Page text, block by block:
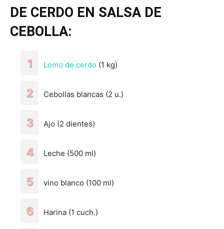
DE CERDO EN SALSA DE
CEBOLLA:
Lomo de cerdo (1 kg)
Cebollas blancas (2 u.)
Ajo (2 dientes)
Leche (500 ml)
vino blanco (100 ml)
Harina (1 cuch.)